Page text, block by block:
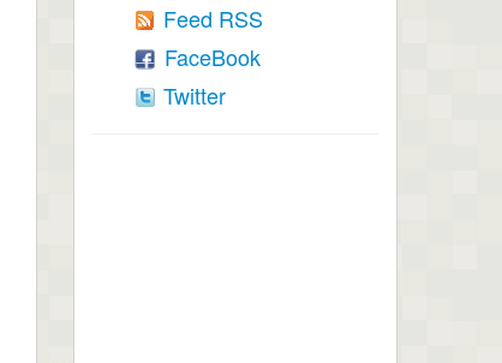
Feed RSS
FaceBook
Twitter